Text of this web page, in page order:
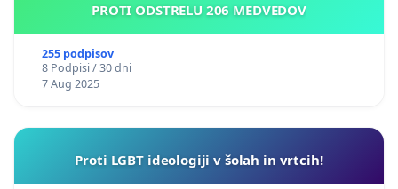
PROTI ODSTRELU 206 MEDVEDOV
255 podpisov
8 Podpisi / 30 dni
7 Aug 2025
Proti LGBT ideologiji v šolah in vrtcih!